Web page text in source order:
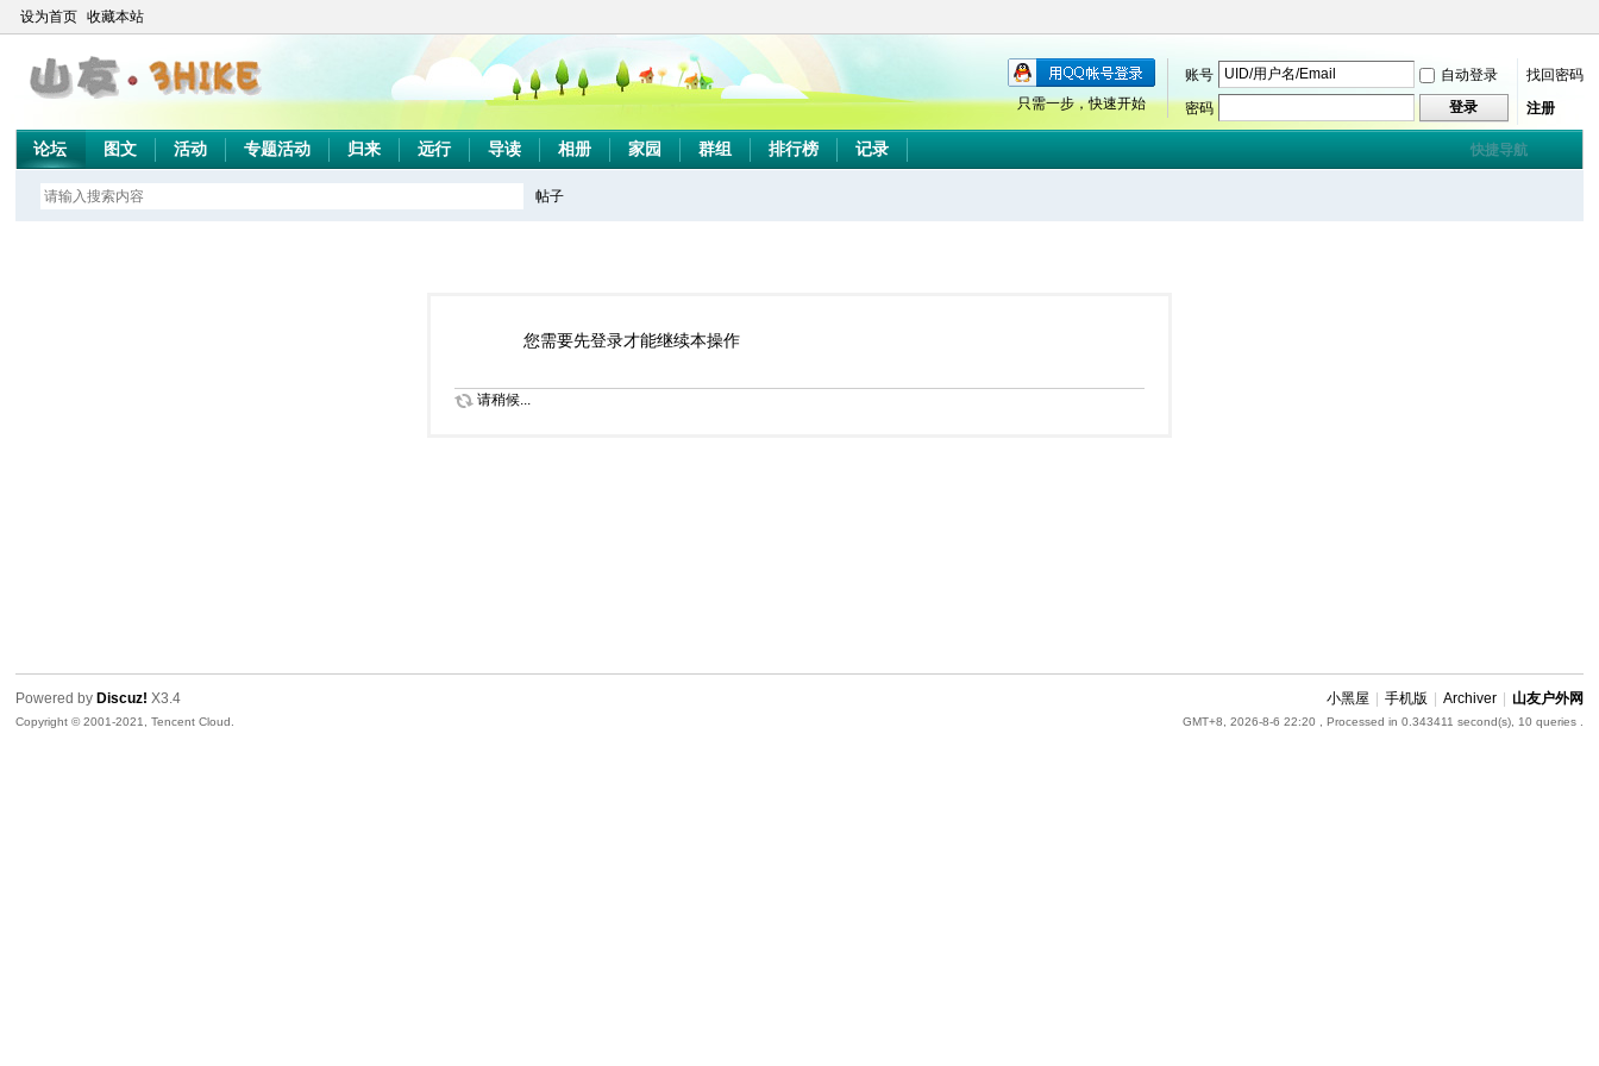
设为首页 收藏本站
账号 自动登录
找回密码
密码
登录 注册
只需一步，快速开始
快捷导航
论坛 图文 活动 专题活动 归来 远行 导读 相册 家园 群组 排行榜 记录
帖子
索
您需要先登录才能继续本操作
请稍候...
小黑屋 手机版 Archiver 山友户外网
GMT+8, 2026-8-6 22:20 , Processed in 0.343411 second(s), 10 queries .
Powered by Discuz! X3.4
Copyright © 2001-2021, Tencent Cloud.